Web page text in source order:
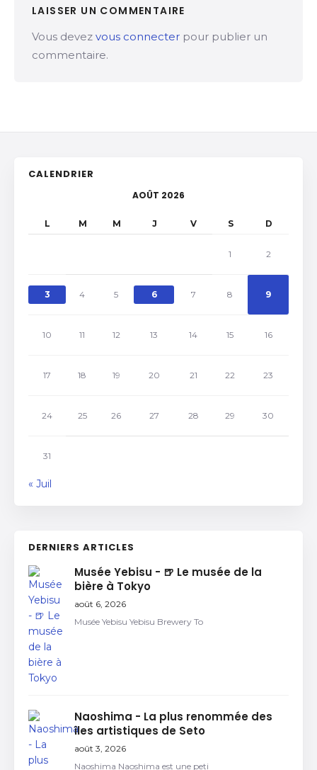
LAISSER UN COMMENTAIRE
Vous devez vous connecter pour publier un
commentaire.
CALENDRIER
AOÛT 2026
L M M J V S D
1 2
3 4 5 6 7 8 9
10 11 12 13 14 15 16
17 18 19 20 21 22 23
24 25 26 27 28 29 30
31
« Juil
DERNIERS ARTICLES
Musée Yebisu - 🍺 Le musée de la
bière à Tokyo
août 6, 2026
Musée Yebisu Yebisu Brewery To
Naoshima - La plus renommée des
îles artistiques de Seto
août 3, 2026
Naoshima Naoshima est une peti